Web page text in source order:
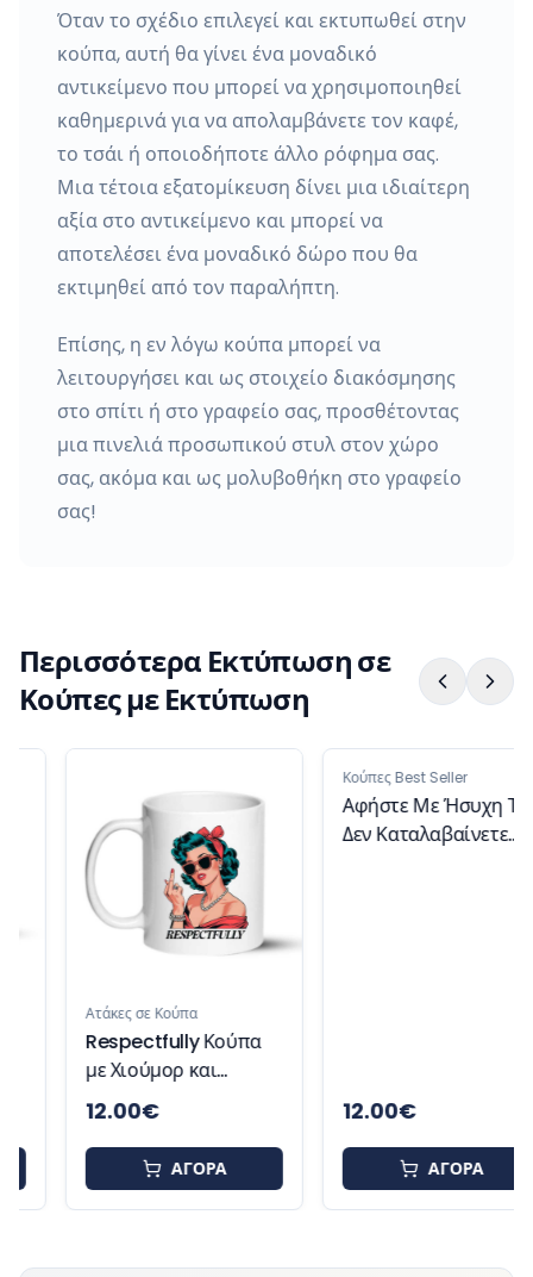
Όταν το σχέδιο επιλεγεί και εκτυπωθεί στην
κούπα, αυτή θα γίνει ένα μοναδικό
αντικείμενο που μπορεί να χρησιμοποιηθεί
καθημερινά για να απολαμβάνετε τον καφέ,
το τσάι ή οποιοδήποτε άλλο ρόφημα σας.
Μια τέτοια εξατομίκευση δίνει μια ιδιαίτερη
αξία στο αντικείμενο και μπορεί να
αποτελέσει ένα μοναδικό δώρο που θα
εκτιμηθεί από τον παραλήπτη.
Επίσης, η εν λόγω κούπα μπορεί να
λειτουργήσει και ως στοιχείο διακόσμησης
στο σπίτι ή στο γραφείο σας, προσθέτοντας
μια πινελιά προσωπικού στυλ στον χώρο
σας, ακόμα και ως μολυβοθήκη στο γραφείο
σας!
Περισσότερα Εκτύπωση σε
Κούπες με Εκτύπωση
Ατάκες σε Κούπα
Respectfully Κούπα
με Χιούμορ και
Attitude
12.00€
ΑΓΟΡΑ
Χιουμοριστική Κούπα
12.00€
ΑΓΟΡΑ